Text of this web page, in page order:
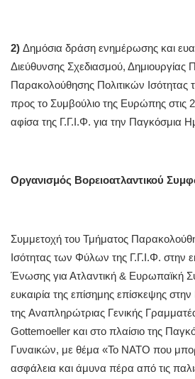
2) Δημόσια δράση ενημέρωσης και
Διεύθυνσης Σχεδιασμού,
Παρακολούθησης Πολιτικών
προς το Συμβούλιο της Ευρώπης στις
αφίσα της Γ.Γ.Ι.Φ. για την Παγκόσμια
Οργανισμός Βορειοατλαντικού
Συμμετοχή του Τμήματος
Ισότητας των Φύλων της Γ.Γ.Ι.Φ. στην
Ένωσης για Ατλαντική & Ευρωπαϊκή
ευκαιρία της επίσημης επίσκεψης
της Αναπληρώτριας Γενικής
Gottemoeller και στο πλαίσιο της
Γυναικών, με θέμα «Το ΝΑΤΟ που
ασφάλεια και άμυνα πέρα από τις